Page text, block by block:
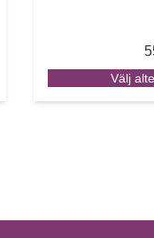
range: 380 kr
Välj